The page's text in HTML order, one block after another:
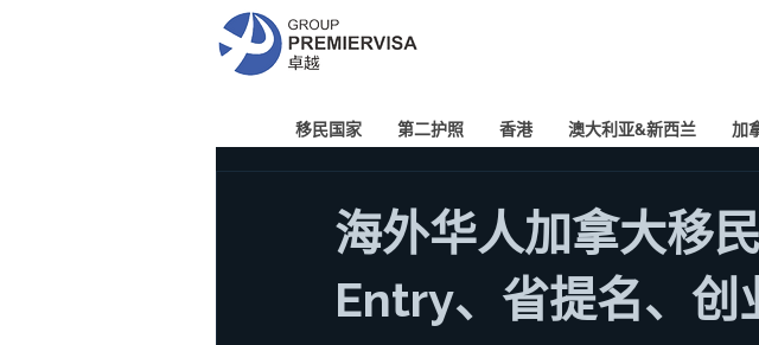
移民国家 第二护照 香港 澳大利亚&新西兰 加
海外华人加拿大移
Entry、省提名、创